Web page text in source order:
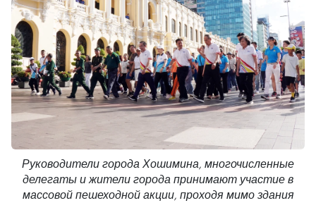
Руководители города Хошимина, многочисленные
делегаты и жители города принимают участие в
массовой пешеходной акции, проходя мимо здания